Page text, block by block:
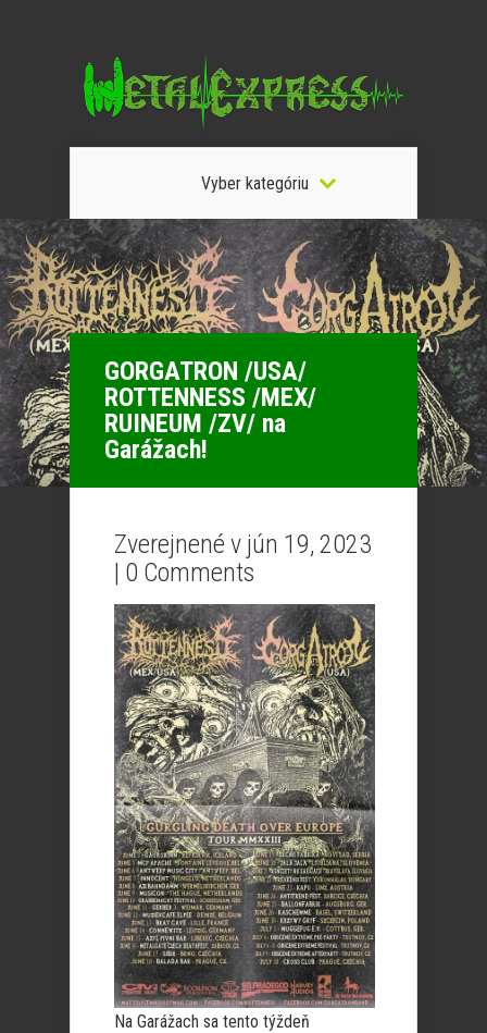
Vyber kategóriu
GORGATRON /USA/
ROTTENNESS /MEX/
RUINEUM /ZV/ na
Garážach!
Zverejnené v jún 19, 2023
| 0 Comments
Na Garážach sa tento týždeň